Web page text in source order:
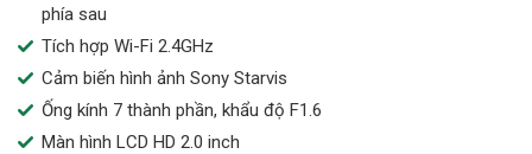
phía sau
Tích hợp Wi-Fi 2.4GHz
Cảm biến hình ảnh Sony Starvis
Ống kính 7 thành phần, khẩu độ F1.6
Màn hình LCD HD 2.0 inch